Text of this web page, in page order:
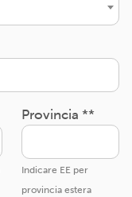
Provincia **
Indicare EE per
provincia estera